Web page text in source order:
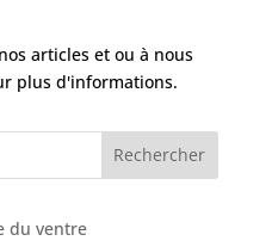
articles et ou à nous
plus d'informations.
Rechercher
du ventre